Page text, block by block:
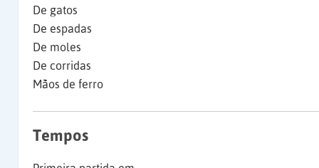
De gatos
De espadas
De moles
De corridas
Mãos de ferro
Tempos